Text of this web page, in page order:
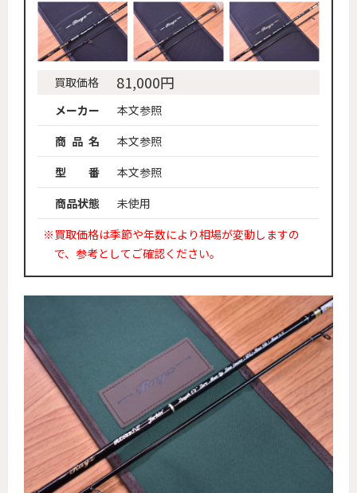
買取価格 81,000円
メーカー
本文参照
商 品 名
本文参照
型 番
本文参照
商品状態
未使用
※買取価格は季節や年数により相場が変動しますの
で、参考としてご確認ください。